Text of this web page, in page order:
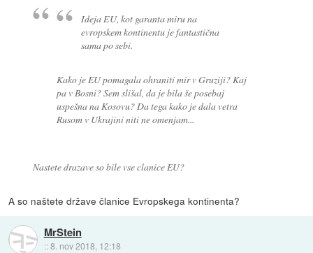
Ideja EU, kot garanta miru na
evropskem kontinentu je fantastična
sama po sebi.
Kako je EU pomagala ohraniti mir v Gruziji? Kaj
pa v Bosni? Sem slišal, da je bila še posebaj
uspešna na Kosovu? Da tega kako je dala vetra
Rusom v Ukrajini niti ne omenjam...
Nastete drazave so bile vse clanice EU?
A so naštete države članice Evropskega kontinenta?
MrStein
::8. nov 2018, 12:18